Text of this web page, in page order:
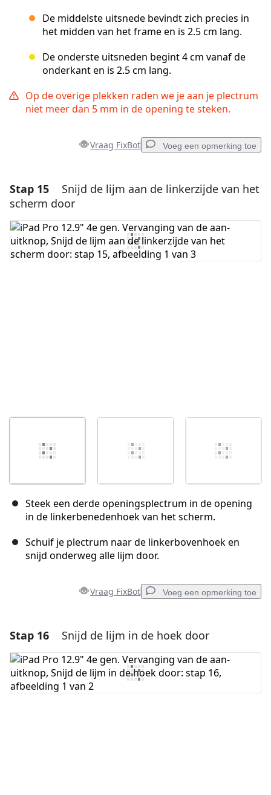
De middelste uitsnede bevindt zich precies in
het midden van het frame en is 2.5 cm lang.
De onderste uitsneden begint 4 cm vanaf de
onderkant en is 2.5 cm lang.
Op de overige plekken raden we je aan je plectrum
niet meer dan 5 mm in de opening te steken.
Vraag FixBot Voeg een opmerking toe
Voeg een opmerking toe
Voeg opmerking toe
Stap 15
Snijd de lijm aan de linkerzijde van het
scherm door
Steek een derde openingsplectrum in de opening
in de linkerbenedenhoek van het scherm.
Schuif je plectrum naar de linkerbovenhoek en
snijd onderweg alle lijm door.
Vraag FixBot Voeg een opmerking toe
Voeg een opmerking toe
Voeg opmerking toe
Stap 16 Snijd de lijm in de hoek door